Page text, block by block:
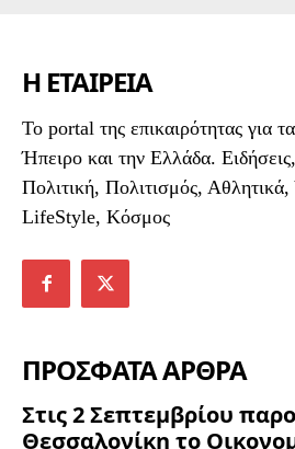
Η ΕΤΑΙΡΕΙΑ
To portal της επικαιρότητας για
Ήπειρο και την Ελλάδα.
Πολιτική, Πολιτισμός,
LifeStyle, Κόσμος
ΠΡΟΣΦΑΤΑ ΑΡΘΡΑ
Στις 2 Σεπτεμβρίου
Θεσσαλονίκη το